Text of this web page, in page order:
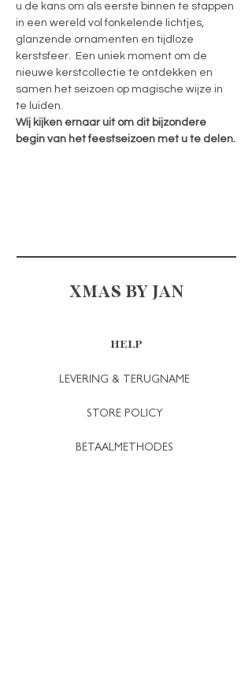
u de kans om als eerste binnen te stappen
in een wereld vol fonkelende lichtjes,
glanzende ornamenten en tijdloze
kerstsfeer.  Een uniek moment om de
nieuwe kerstcollectie te ontdekken en
samen het seizoen op magische wijze in
te luiden.
Wij kijken ernaar uit om dit bijzondere
begin van het feestseizoen met u te delen.
XMAS BY JAN
HELP
LEVERING & TERUGNAME
STORE POLICY
BETAALMETHODES